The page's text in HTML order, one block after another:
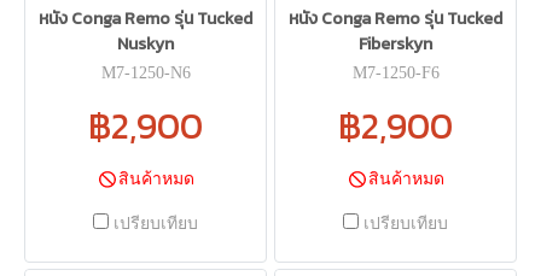
หนัง Conga Remo รุ่น Tucked
Nuskyn
M7-1250-N6
฿2,900
สินค้าหมด
เปรียบเทียบ
หนัง Conga Remo รุ่น Tucked
Fiberskyn
M7-1250-F6
฿2,900
สินค้าหมด
เปรียบเทียบ